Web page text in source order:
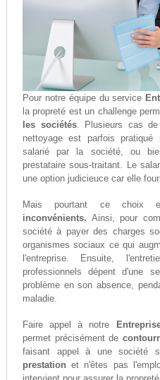
Pour notre équipe du service
la propreté est un challenge
les sociétés. Plusieurs cas
nettoyage est parfois
salarié par la société, ou
prestataire sous-traitant. Le
une option judicieuce car elle
Mais pourtant ce choix
inconvénients. Ainsi, pour
société à payer des charges
organismes sociaux ce qui
l'entreprise. Ensuite,
professionnels dépent d'une
problème en son absence,
maladie.
Faire appel à notre
permet précisément de
faisant appel à une société
prestation et n'êtes pas